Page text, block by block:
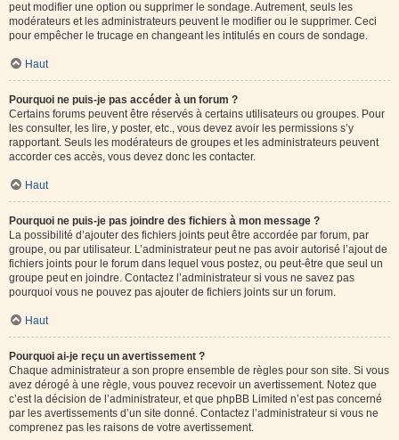
peut modifier une option ou supprimer le sondage. Autrement, seuls les
modérateurs et les administrateurs peuvent le modifier ou le supprimer. Ceci
pour empêcher le trucage en changeant les intitulés en cours de sondage.
Haut
Pourquoi ne puis-je pas accéder à un forum ?
Certains forums peuvent être réservés à certains utilisateurs ou groupes. Pour
les consulter, les lire, y poster, etc., vous devez avoir les permissions s’y
rapportant. Seuls les modérateurs de groupes et les administrateurs peuvent
accorder ces accès, vous devez donc les contacter.
Haut
Pourquoi ne puis-je pas joindre des fichiers à mon message ?
La possibilité d’ajouter des fichiers joints peut être accordée par forum, par
groupe, ou par utilisateur. L’administrateur peut ne pas avoir autorisé l’ajout de
fichiers joints pour le forum dans lequel vous postez, ou peut-être que seul un
groupe peut en joindre. Contactez l’administrateur si vous ne savez pas
pourquoi vous ne pouvez pas ajouter de fichiers joints sur un forum.
Haut
Pourquoi ai-je reçu un avertissement ?
Chaque administrateur a son propre ensemble de règles pour son site. Si vous
avez dérogé à une règle, vous pouvez recevoir un avertissement. Notez que
c’est la décision de l’administrateur, et que phpBB Limited n’est pas concerné
par les avertissements d’un site donné. Contactez l’administrateur si vous ne
comprenez pas les raisons de votre avertissement.